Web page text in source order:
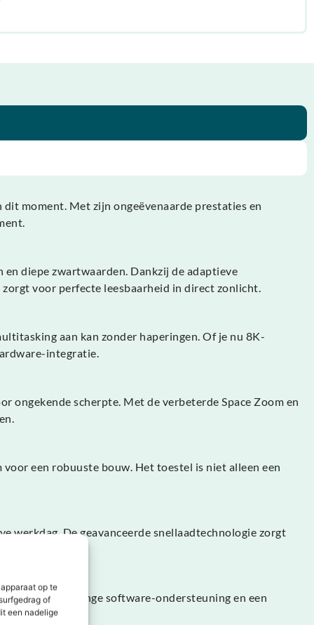
op te
of
een nadelige
moment. Met zijn ongeëvenaarde prestaties en
diepe zwartwaarden. Dankzij de adaptieve
voor perfecte leesbaarheid in direct zonlicht.
aan kan zonder haperingen. Of je nu 8K-
integratie.
ongekende scherpte. Met de verbeterde Space Zoom en
een robuuste bouw. Het toestel is niet alleen een
werkdag. De geavanceerde snellaadtechnologie zorgt
Met jarenlange software-ondersteuning en een